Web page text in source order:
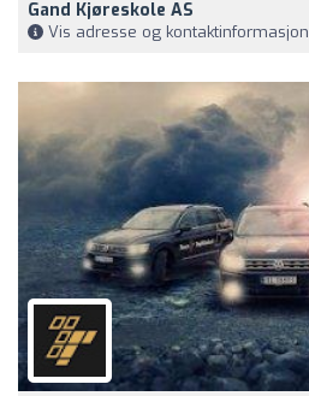
Gand Kjøreskole AS
Vis adresse og kontaktinformasjon